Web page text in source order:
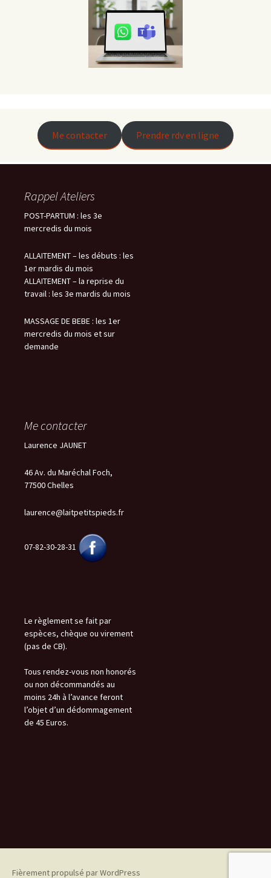
Me contacter Prendre rdv en ligne
Rappel Ateliers
POST-PARTUM : les 3e
mercredis du mois
ALLAITEMENT – les débuts : les
1er mardis du mois
ALLAITEMENT – la reprise du
travail : les 3e mardis du mois
MASSAGE DE BEBE : les 1er
mercredis du mois et sur
demande
Me contacter
Laurence JAUNET
46 Av. du Maréchal Foch,
77500 Chelles
laurence@laitpetitspieds.fr
07-82-30-28-31
Le règlement se fait par
espèces, chèque ou virement
(pas de CB).
Tous rendez-vous non honorés
ou non décommandés au
moins 24h à l’avance feront
l’objet d’un dédommagement
de 45 Euros.
Fièrement propulsé par WordPress